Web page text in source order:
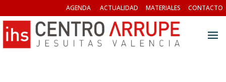
AGENDA ACTUALIDAD MATERIALES CONTACTO